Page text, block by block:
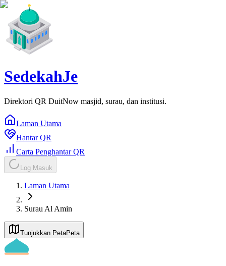
SedekahJe
Direktori QR DuitNow masjid, surau, dan institusi.
Laman Utama
Hantar QR
Carta Penghantar QR
Log Masuk
Laman Utama
Surau Al Amin
Tunjukkan PetaPeta